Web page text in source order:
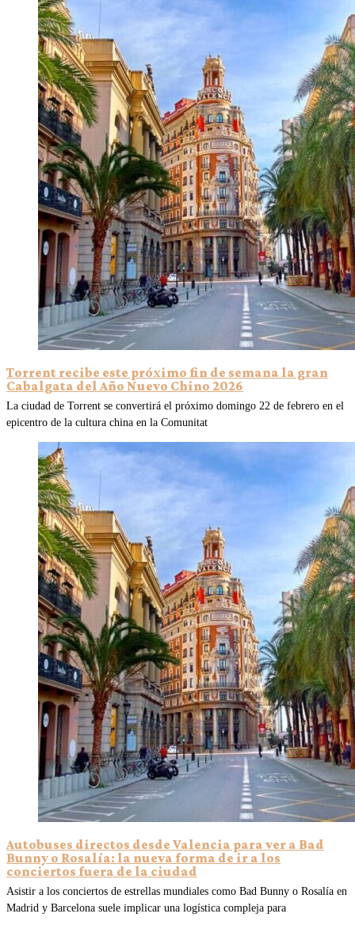
Torrent recibe este próximo fin de semana la gran
Cabalgata del Año Nuevo Chino 2026
La ciudad de Torrent se convertirá el próximo domingo 22 de febrero en el
epicentro de la cultura china en la Comunitat
Autobuses directos desde Valencia para ver a Bad
Bunny o Rosalía: la nueva forma de ir a los
conciertos fuera de la ciudad
Asistir a los conciertos de estrellas mundiales como Bad Bunny o Rosalía en
Madrid y Barcelona suele implicar una logística compleja para